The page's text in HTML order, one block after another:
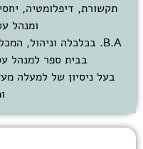
תקשורת, דיפלומטיה,
ומנהל
בבית ספר למנהל
בעל ניסיון של למעלה